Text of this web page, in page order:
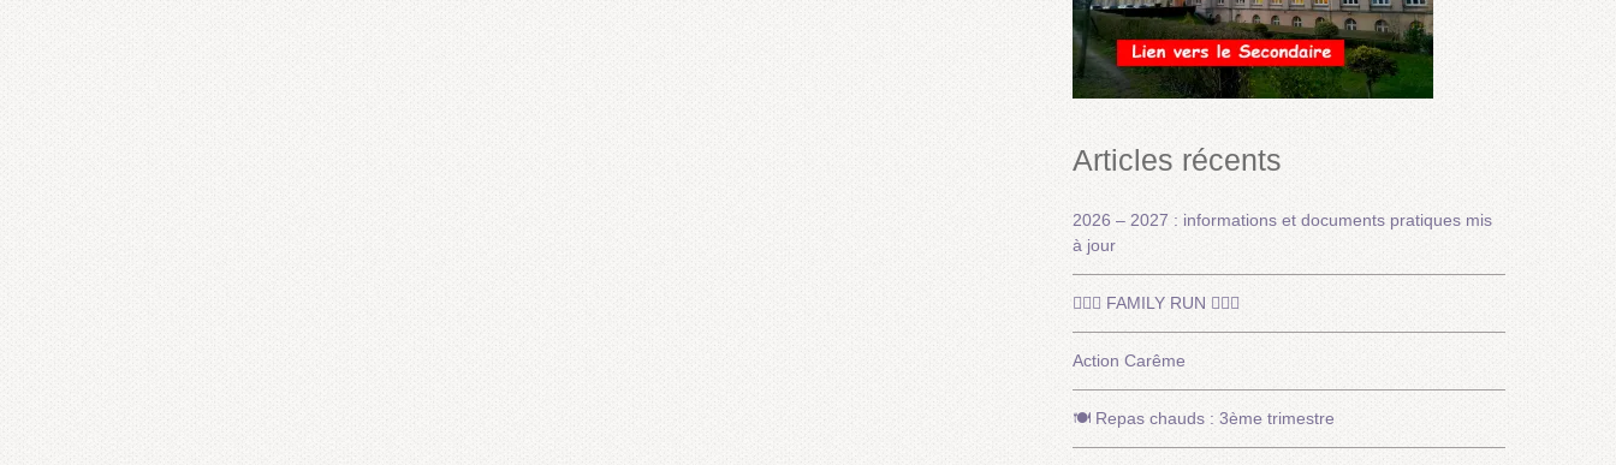
Articles récents
2026 – 2027 : informations et documents pratiques mis
à jour
🏃🏽‍♂️ FAMILY RUN 🏃🏽‍♀️
Action Carême
🍽️ Repas chauds : 3ème trimestre